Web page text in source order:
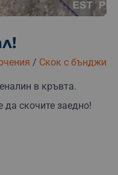
/ Скок с бънджи
в кръвта.
скочите заедно!
Безплатна